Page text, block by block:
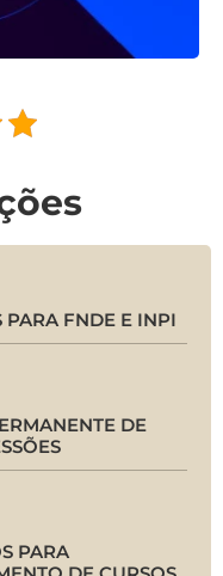
PARA FNDE E INPI
DE
PARA